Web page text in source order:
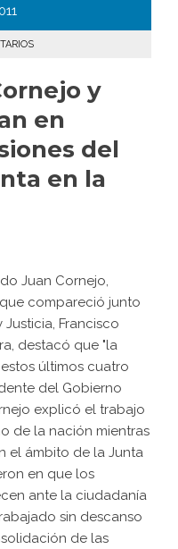
y
en
del
en la
Juan Cornejo,
compareció junto
Francisco
destacó que "la
últimos cuatro
del Gobierno
explicó el trabajo
de la nación mientras
el ámbito de la Junta
en que los
ante la ciudadanía
sin descanso
de las